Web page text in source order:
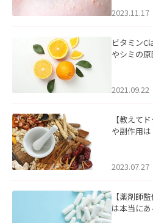
2023.11.17
ビタミンC
やシミの
2021.09.22
【教えて
や副作用
2023.07.27
【薬剤師
は本当にあ